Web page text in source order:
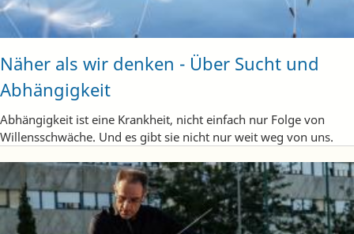
Näher als wir denken - Über Sucht und
Abhängigkeit
Abhängigkeit ist eine Krankheit, nicht einfach nur Folge von
Willensschwäche. Und es gibt sie nicht nur weit weg von uns.